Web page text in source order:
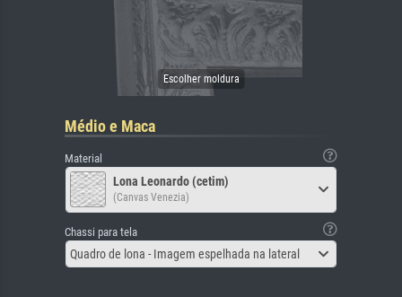
Médio e Maca
Material
Lona Leonardo (cetim)
(Canvas Venezia)
Chassi para tela
Quadro de lona - Imagem espelhada na lateral